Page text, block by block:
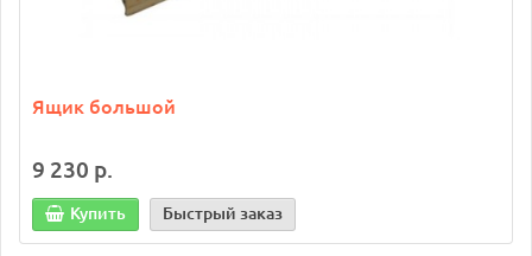
Ящик большой
9 230 р.
Купить Быстрый заказ